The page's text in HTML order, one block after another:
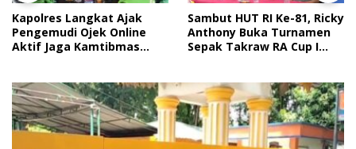
Kapolres Langkat Ajak
Pengemudi Ojek Online
Aktif Jaga Kamtibmas
Sambut HUT RI Ke-81, Ricky
Anthony Buka Turnamen
Sepak Takraw RA Cup I